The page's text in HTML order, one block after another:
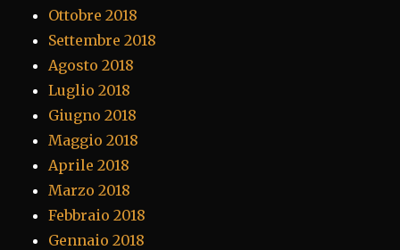
Ottobre 2018
Settembre 2018
Agosto 2018
Luglio 2018
Giugno 2018
Maggio 2018
Aprile 2018
Marzo 2018
Febbraio 2018
Gennaio 2018